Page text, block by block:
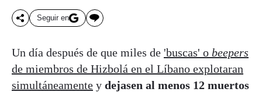
Seguir en
Un día después de que miles de 'buscas' o beepers
de miembros de Hizbolá en el Líbano explotaran
simultáneamente y dejasen al menos 12 muertos